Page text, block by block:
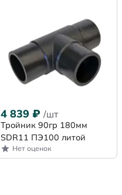
4 839 ₽ /шт
Тройник 90гр 180мм
SDR11 ПЭ100 литой
Нет оценок